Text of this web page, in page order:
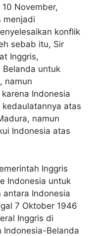
November,
menjadi
konflik
sebab itu, Sir
Inggris,
Belanda untuk
namun
Indonesia
atas
namun
Indonesia atas
Inggris
Indonesia untuk
antara Indonesia
7 Oktober 1946
Inggris di
Belanda